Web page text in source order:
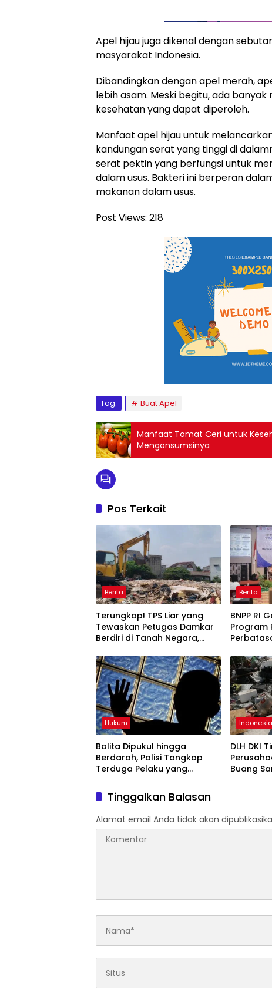
Apel hijau juga dikenal dengan
masyarakat Indonesia.
Dibandingkan dengan apel merah,
lebih asam. Meski begitu, ada
kesehatan yang dapat diperoleh.
Manfaat apel hijau untuk
kandungan serat yang tinggi di
serat pektin yang berfungsi untuk
dalam usus. Bakteri ini berperan
makanan dalam usus.
Post Views: 218
Tag: Buat Apel
Manfaat Tomat Ceri untuk
Mengonsumsinya
Pos Terkait
Berita
Terungkap! TPS Liar yang
Tewaskan Petugas Damkar
Berdiri di Tanah Negara,
Berita
BNPP RI
Program
Hukum
Balita Dipukul hingga
Berdarah, Polisi Tangkap
Terduga Pelaku yang
Indonesia
DLH DKI
Buang
Tinggalkan Balasan
Alamat email Anda tidak akan